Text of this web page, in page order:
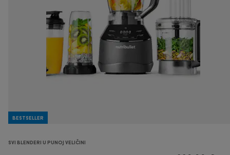
BESTSELLER
SVI BLENDERI U PUNOJ VELIČINI